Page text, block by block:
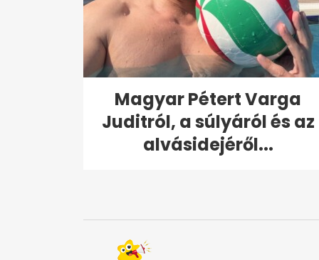
Magyar Pétert Varga
Juditról, a súlyáról és az
alvásidejéről...